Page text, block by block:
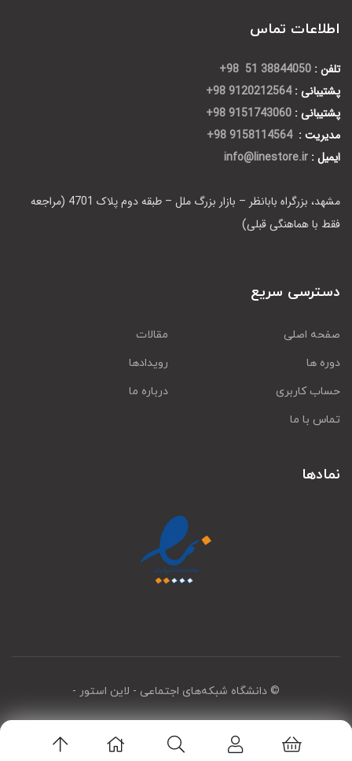
اطلاعات تماس
تلفن : 38844050 51 98+
پشتیبانی : 9120212564 98+
پشتیبانی : 9151743060 98+
مدیریت : 9158114564 98+
ایمیل : info@linestore.ir
مشهد، بزرگراه بابانظر – بازار بزرگ ملل – طبقه دوم پلاک 4701 (مراجعه
فقط با هماهنگی قبلی)
دسترسی سریع
صفحه اصلی
مقالات
دوره ها
رویدادها
حساب کاربری
درباره ما
تماس با ما
نمادها
© دانشگاه شبکه‌های اجتماعی - لاین استور -
اپلیکیشن لاین استور